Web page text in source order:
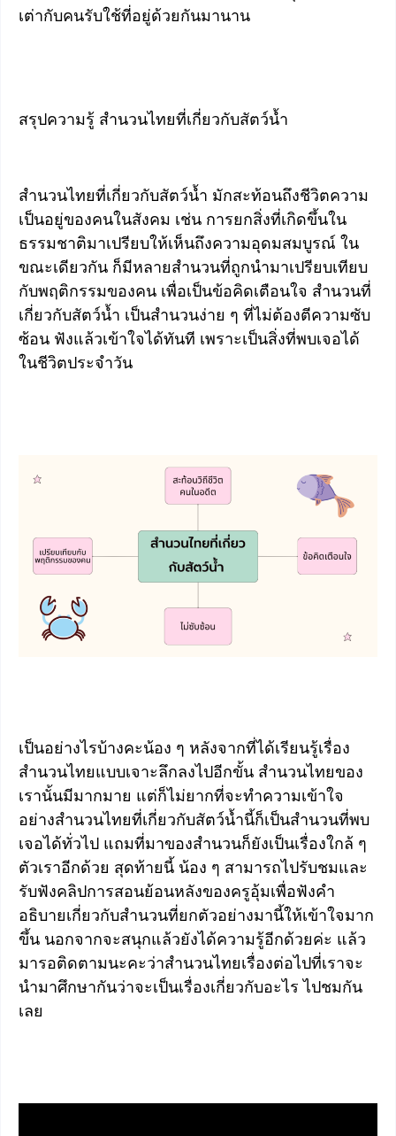
เต่ากับคนรับใช้ที่อยู่ด้วยกันมานาน
สรุปความรู้ สำนวนไทยที่เกี่ยวกับสัตว์น้ำ
สำนวนไทยที่เกี่ยวกับสัตว์น้ำ มักสะท้อนถึงชีวิตความ
เป็นอยู่ของคนในสังคม เช่น การยกสิ่งที่เกิดขึ้นใน
ธรรมชาติมาเปรียบให้เห็นถึงความอุดมสมบูรณ์ ใน
ขณะเดียวกัน ก็มีหลายสำนวนที่ถูกนำมาเปรียบเทียบ
กับพฤติกรรมของคน เพื่อเป็นข้อคิดเตือนใจ สำนวนที่
เกี่ยวกับสัตว์น้ำ เป็นสำนวนง่าย ๆ ที่ไม่ต้องตีความซับ
ซ้อน ฟังแล้วเข้าใจได้ทันที เพราะเป็นสิ่งที่พบเจอได้
ในชีวิตประจำวัน
เป็นอย่างไรบ้างคะน้อง ๆ หลังจากที่ได้เรียนรู้เรื่อง
สำนวนไทยแบบเจาะลึกลงไปอีกขั้น สำนวนไทยของ
เรานั้นมีมากมาย แต่ก็ไม่ยากที่จะทำความเข้าใจ
อย่างสำนวนไทยที่เกี่ยวกับสัตว์น้ำนี้ก็เป็นสำนวนที่พบ
เจอได้ทั่วไป แถมที่มาของสำนวนก็ยังเป็นเรื่องใกล้ ๆ
ตัวเราอีกด้วย สุดท้ายนี้ น้อง ๆ สามารถไปรับชมและ
รับฟังคลิปการสอนย้อนหลังของครูอุ้มเพื่อฟังคำ
อธิบายเกี่ยวกับสำนวนที่ยกตัวอย่างมานี้ให้เข้าใจมาก
ขึ้น นอกจากจะสนุกแล้วยังได้ความรู้อีกด้วยค่ะ แล้ว
มารอติดตามนะคะว่าสำนวนไทยเรื่องต่อไปที่เราจะ
นำมาศึกษากันว่าจะเป็นเรื่องเกี่ยวกับอะไร ไปชมกัน
เลย